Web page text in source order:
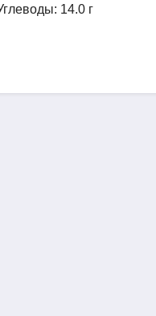
14.0 г